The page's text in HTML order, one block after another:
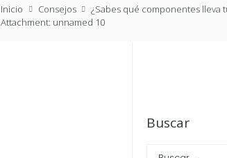
Inicio Consejos
¿Sabes qué componentes lleva
Attachment: unnamed 10
Buscar